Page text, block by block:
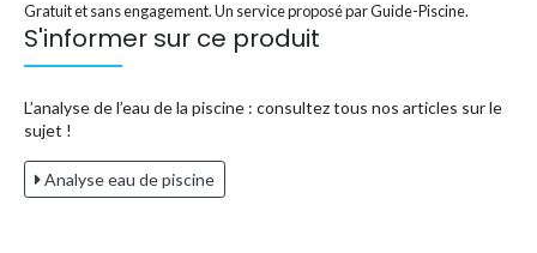
Gratuit et sans engagement. Un service proposé par Guide-Piscine.
S'informer sur ce produit
L’analyse de l’eau de la piscine : consultez tous nos articles sur le
sujet !
Analyse eau de piscine